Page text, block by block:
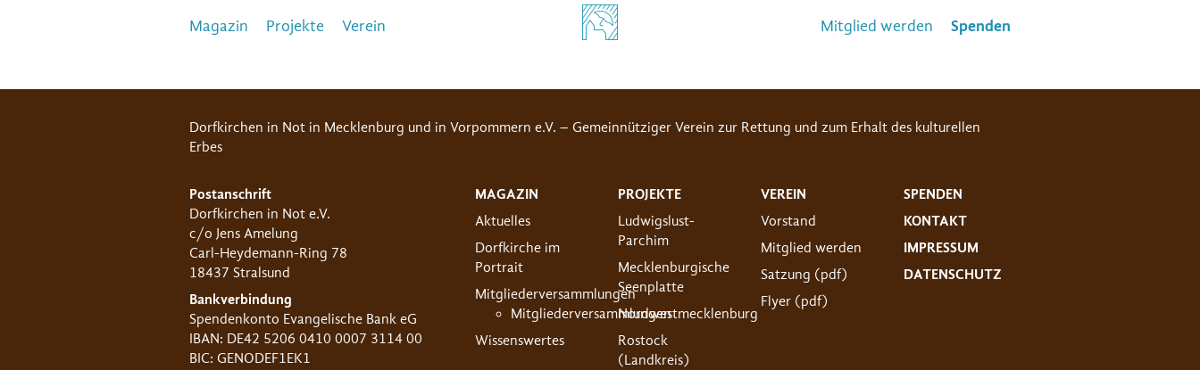
Magazin Projekte Verein Mitglied werden Spenden
Dorfkirchen in Not in Mecklenburg und in Vorpommern e.V. – Gemeinnütziger Verein zur Rettung und zum Erhalt des kulturellen
Erbes
Postanschrift
Dorfkirchen in Not e.V.
c/o Jens Amelung
Carl-Heydemann-Ring 78
18437 Stralsund
Bankverbindung
Spendenkonto Evangelische Bank eG
IBAN: DE42 5206 0410 0007 3114 00
BIC: GENODEF1EK1
MAGAZIN
Aktuelles
Dorfkirche im
Portrait
Mitgliederversammlungen
Mitgliederversammlungen
Wissenswertes
PROJEKTE
Ludwigslust-
Parchim
Mecklenburgische
Seenplatte
Nordwestmecklenburg
Rostock
(Landkreis)
VEREIN
Vorstand
Mitglied werden
Satzung (pdf)
Flyer (pdf)
SPENDEN
KONTAKT
IMPRESSUM
DATENSCHUTZ